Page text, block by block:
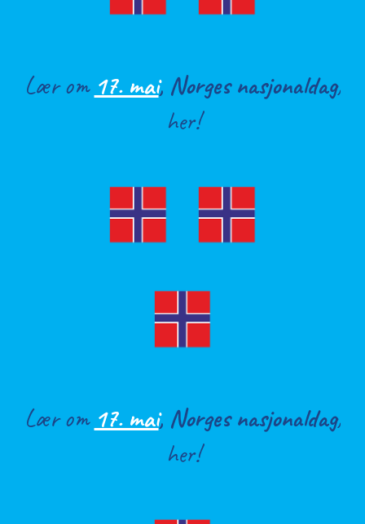
Lær om 17. mai, Norges nasjonaldag,
her!
Lær om 17. mai, Norges nasjonaldag,
her!